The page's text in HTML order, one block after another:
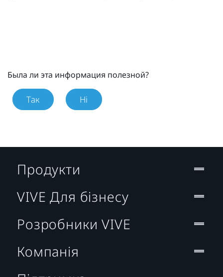
Была ли эта информация полезной?
Так Ні
Продукти
VIVE Для бізнесу
Розробники VIVE
Компанія